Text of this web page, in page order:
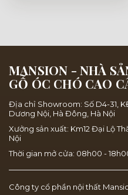
MANSION - NHÀ
GỖ ÓC CHÓ CAO
Địa chỉ Showroom: Số D4-31,
Dương Nội, Hà Đông, Hà Nội
Xưởng sản xuất: Km12 Đại Lộ
Nội
Thời gian mở cửa: 08h00 -
Công ty cổ phần nội thất